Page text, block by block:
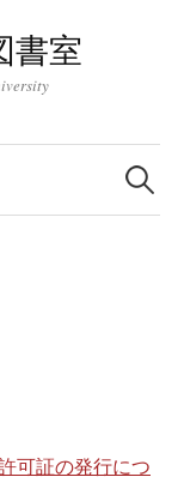
書室
検
索:
可証の発行につ